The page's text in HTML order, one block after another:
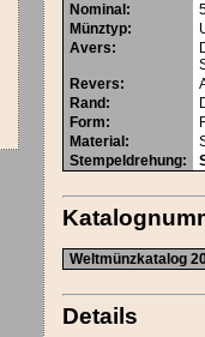
Nominal :
Münztyp:
Avers:
Revers:
Rand :
Form:
Material :
Stempeldrehung:
Weltmünzkatalog
Details